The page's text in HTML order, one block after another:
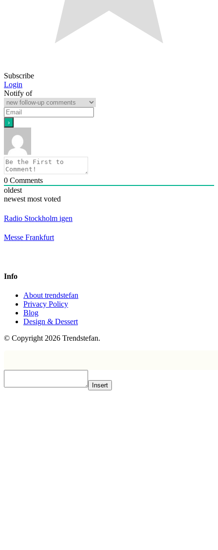
Subscribe
Login
Notify of
0 Comments
oldest
newest most voted
Radio Stockholm igen
Messe Frankfurt
Info
About trendstefan
Privacy Policy
Blog
Design & Dessert
© Copyright 2026 Trendstefan.
Insert